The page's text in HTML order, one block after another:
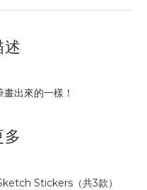
出來的一樣！